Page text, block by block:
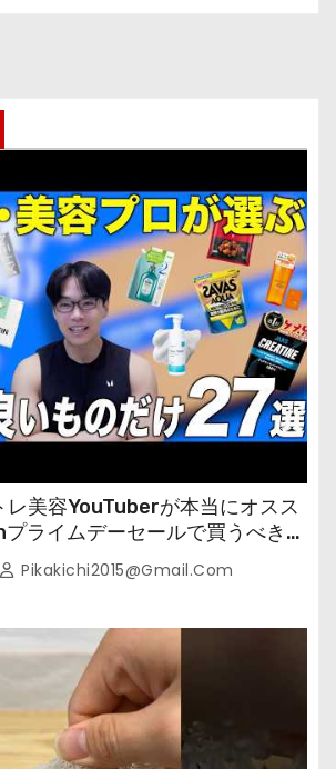
レ美容YouTuberが本当にオスス
ライムデーセールで買うべきも
Pikakichi2015@gmail.com